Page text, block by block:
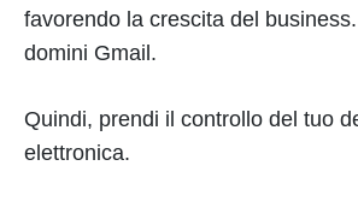
favorendo la crescita del
domini Gmail.
Quindi, prendi il controllo del tuo
elettronica.